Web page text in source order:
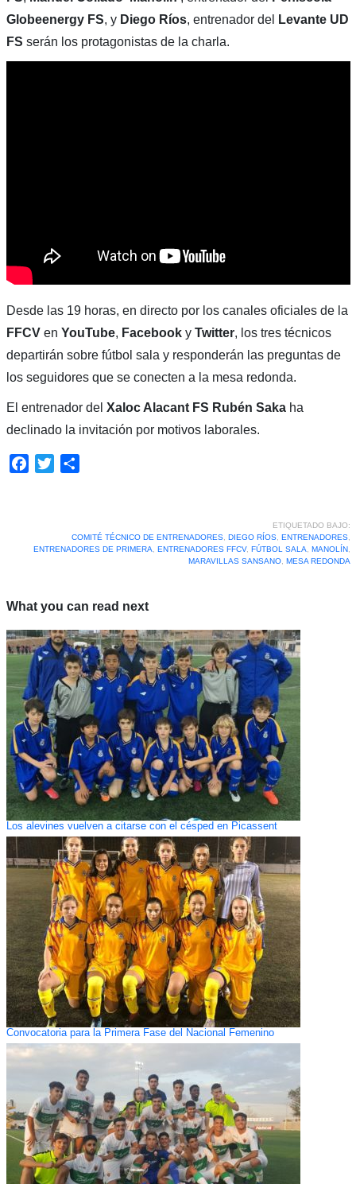
Globeenergy FS, y Diego Ríos, entrenador del
Levante UD
FS serán los protagonistas de la charla.
Desde las 19 horas, en directo por los canales oficiales de la
FFCVen YouTube, Facebooky Twitter, los tres técnicos
departirán sobre fútbol sala y responderán las preguntas de
los seguidores que se conecten a la mesa redonda.
El entrenador del Xaloc Alacant FS Rubén Saka ha
declinado la invitación por motivos laborales.
Facebook
Twitter
ETIQUETADO BAJO:
COMITÉ TÉCNICO DE ENTRENADORES, DIEGO RÍOS, ENTRENADORES,
ENTRENADORES DE PRIMERA
ENTRENADORES FFCV, FÚTBOL SALA MANOLÍN,
MARAVILLAS SANSANO, MESA REDONDA
What you can read next
Los alevines vuelven a citarse con el césped en Picassent
Convocatoria para la Primera Fase del Nacional Femenino